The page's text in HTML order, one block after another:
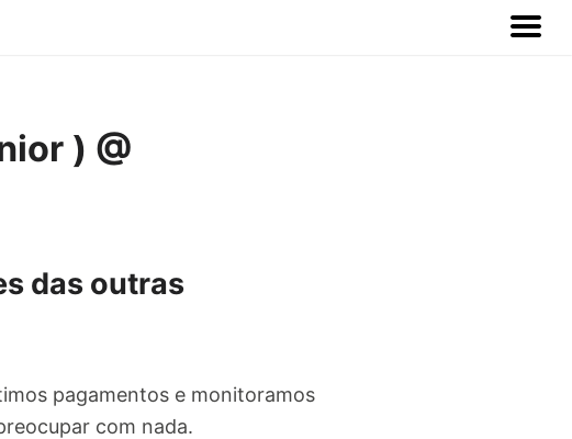
) @
das outras
pagamentos e monitoramos
com nada.